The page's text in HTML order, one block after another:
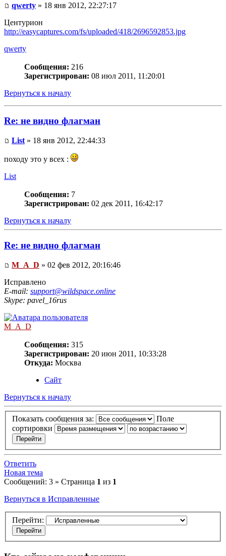
qwerty » 18 янв 2012, 22:27:17
Центурион
http://easycaptures.com/fs/uploaded/418/2696592853.jpg
qwerty
Сообщения: 216
Зарегистрирован: 08 июл 2011, 11:20:01
Вернуться к началу
Re: не видно флагман
List » 18 янв 2012, 22:44:33
походу это у всех :
List
Сообщения: 7
Зарегистрирован: 02 дек 2011, 16:42:17
Вернуться к началу
Re: не видно флагман
M_A_D » 02 фев 2012, 20:16:46
Исправлено
E-mail: support@wildspace.online
Skype: pavel_16rus
M_A_D
Сообщения: 315
Зарегистрирован: 20 июн 2011, 10:33:28
Откуда: Москва
Сайт
Вернуться к началу
Показать сообщения за:
Поле
сортировки
Ответить
Новая тема
Сообщений: 3 » Страница 1 из 1
Вернуться в Исправленные
Перейти: